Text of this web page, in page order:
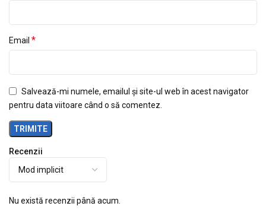
Recenzii
Nu există recenzii până acum.
Email *
Salvează-mi numele, emailul și site-ul web în acest navigator
pentru data viitoare când o să comentez.